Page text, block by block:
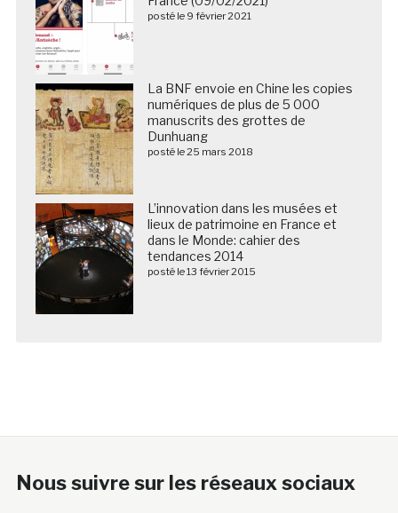
posté le 9 février 2021
La BNF envoie en Chine les copies
numériques de plus de 5 000
manuscrits des grottes de
Dunhuang
posté le 25 mars 2018
L’innovation dans les musées et
lieux de patrimoine en France et
dans le Monde: cahier des
tendances 2014
posté le 13 février 2015
Nous suivre sur les réseaux sociaux